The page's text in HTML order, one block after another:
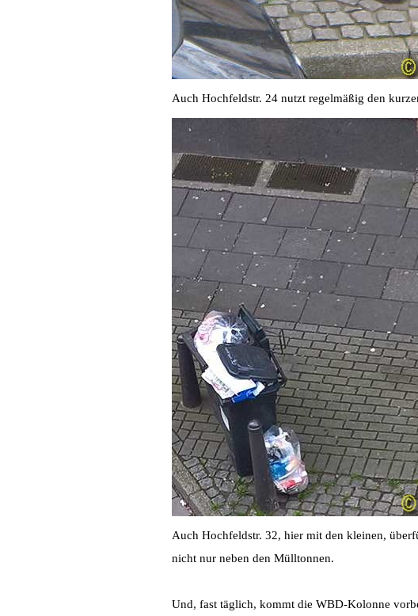
Auch Hochfeldstr. 24 nutzt regelmäßig den
Auch Hochfeldstr. 32, hier mit den kleinen,
nicht nur neben den Mülltonnen.
Und, fast täglich, kommt die WBD-Kolonne